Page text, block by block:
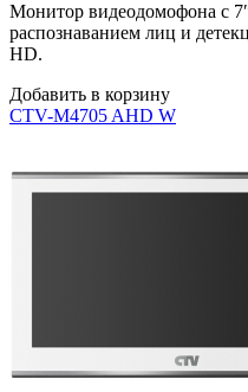
Монитор видеодомофона с
распознаванием лиц и
HD.
Добавить в корзину
CTV-M4705 AHD W